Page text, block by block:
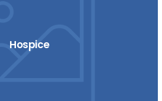
Hospice